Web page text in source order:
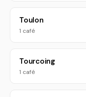
Toulon
1 café
Tourcoing
1 café